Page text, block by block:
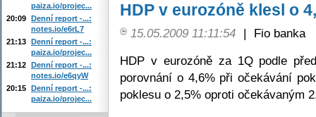
HDP v eurozóně klesl o
15.05.2009 11:11:54 |
Fio banka
HDP v eurozóně za 1Q podle
porovnání o 4,6% při očekávání
poklesu o 2,5% oproti očekávaným
paiza.io/projec...
20:09 Denní report -...:
notes.io/e6rL7
21:13 Denní report -...:
paiza.io/projec...
21:12 Denní report -...:
notes.io/e6qyW
20:15 Denní report -...:
paiza.io/projec...